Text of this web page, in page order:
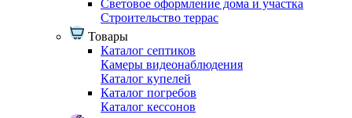
Световое оформление дома и участка
Строительство террас
Товары
Каталог септиков
Камеры видеонаблюдения
Каталог купелей
Каталог погребов
Каталог кессонов